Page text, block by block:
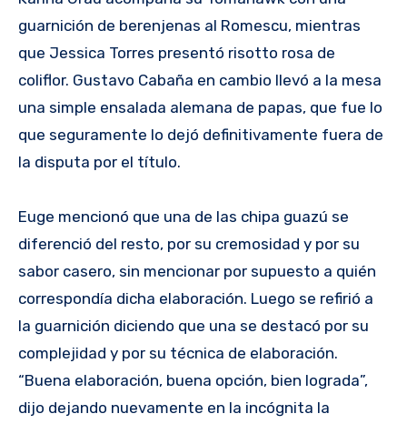
guarnición de berenjenas al Romescu, mientras
que Jessica Torres presentó risotto rosa de
coliflor. Gustavo Cabaña en cambio llevó a la mesa
una simple ensalada alemana de papas, que fue lo
que seguramente lo dejó definitivamente fuera de
la disputa por el título.
Euge mencionó que una de las chipa guazú se
diferenció del resto, por su cremosidad y por su
sabor casero, sin mencionar por supuesto a quién
correspondía dicha elaboración. Luego se refirió a
la guarnición diciendo que una se destacó por su
complejidad y por su técnica de elaboración.
“Buena elaboración, buena opción, bien lograda”,
dijo dejando nuevamente en la incógnita la